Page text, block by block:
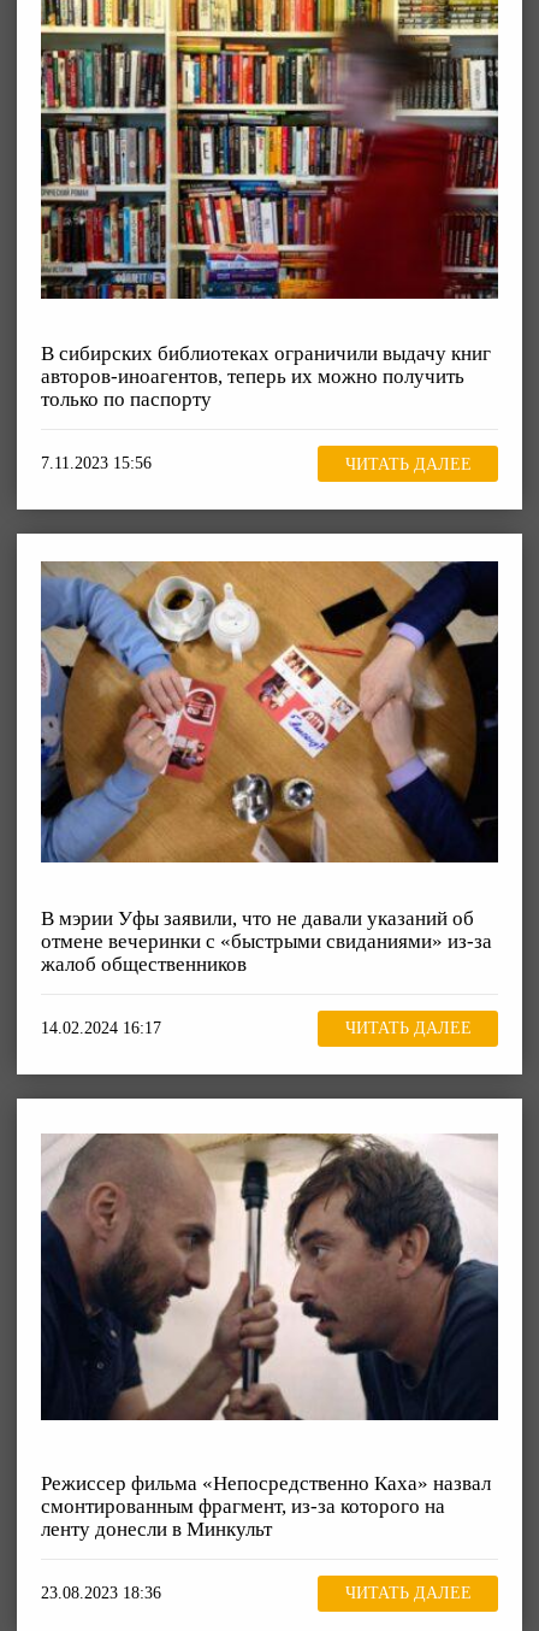
В сибирских библиотеках ограничили выдачу книг
авторов-иноагентов, теперь их можно получить
только по паспорту
7.11.2023 15:56 ЧИТАТЬ ДАЛЕЕ
В мэрии Уфы заявили, что не давали указаний об
отмене вечеринки с «быстрыми свиданиями» из-за
жалоб общественников
14.02.2024 16:17 ЧИТАТЬ ДАЛЕЕ
Режиссер фильма «Непосредственно Каха» назвал
смонтированным фрагмент, из-за которого на
ленту донесли в Минкульт
23.08.2023 18:36 ЧИТАТЬ ДАЛЕЕ